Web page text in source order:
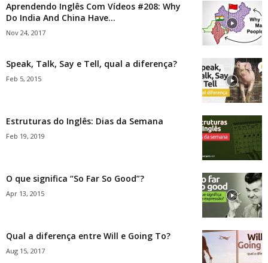
Aprendendo Inglês Com Vídeos #208: Why
Do India And China Have...
Nov 24, 2017
Speak, Talk, Say e Tell, qual a diferença?
Feb 5, 2015
Estruturas do Inglês: Dias da Semana
Feb 19, 2019
O que significa “So Far So Good”?
Apr 13, 2015
Qual a diferença entre Will e Going To?
Aug 15, 2017